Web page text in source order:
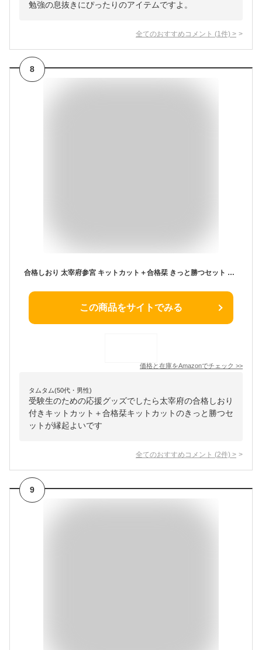
勉強の息抜きにぴったりのアイテムですよ。
全てのおすすめコメント (1 件) >
8
合格しおり 太宰府参宮 キットカット＋合格栞 きっと勝つセット 合格祈願 合格 応援グッズ サクラサク 桜の無垢材
この商品をサイトでみる
価格と在庫をAmazonでチェック >>
タムタム(50代・男性)
受験生のための応援グッズでしたら太宰府の合格しおり
付きキットカット＋合格栞キットカットのきっと勝つセ
ットが縁起よいです
全てのおすすめコメント (2件) >
9